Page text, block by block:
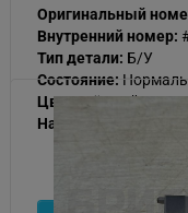
Оригинальный
Внутренний номер:
Тип детали: Б/У
Состояние:
Цвет:Чёрный
Наличие: